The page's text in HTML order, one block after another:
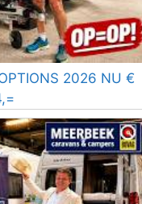
2026 NU €